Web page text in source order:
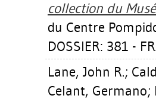
collection du
du Centre
DOSSIER: 381 -
Lane, John R.;
Celant, Germano;